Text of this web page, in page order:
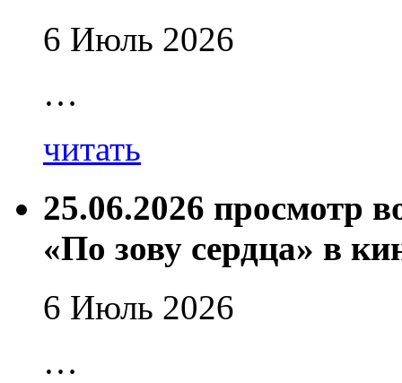
6 Июль 2026
…
читать
25.06.2026 просмотр
«По зову сердца» в
6 Июль 2026
…